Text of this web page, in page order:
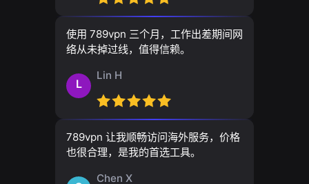
使用 789vpn 三个月，工作出差期间网
络从未掉过线，值得信赖。
L
Lin H
789vpn 让我顺畅访问海外服务，价格
也很合理，是我的首选工具。
Chen X